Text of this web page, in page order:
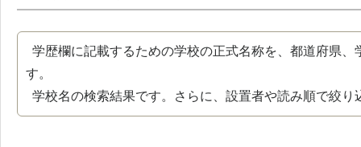
学歴欄に記載するための学校の正式名称を、都道府県
す。
学校名の検索結果です。さらに、設置者や読み順で絞り